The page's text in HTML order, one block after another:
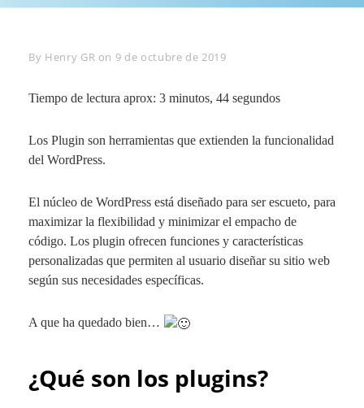
By Byline
Henry GR on 9 de octubre de 2019
Tiempo de lectura aprox: 3 minutos, 44 segundos
Los Plugin son herramientas que extienden la funcionalidad
del WordPress.
El núcleo de WordPress está diseñado para ser escueto, para
maximizar la flexibilidad y minimizar el empacho de
código. Los plugin ofrecen funciones y características
personalizadas que permiten al usuario diseñar su sitio web
según sus necesidades específicas.
A que ha quedado bien…
¿Qué son los plugins?